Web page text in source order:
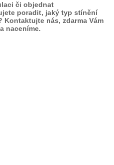
či objednat
poradit, jaký typ stínění
nás, zdarma Vám
naceníme.